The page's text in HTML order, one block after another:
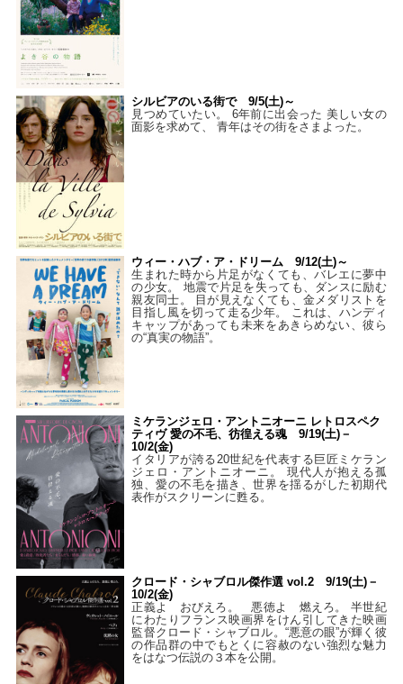
シルビアのいる街で 9/5(土)～
見つめていたい。 6年前に出会った 美しい女の
面影を求めて、 青年はその街をさまよった。
ウィー・ハブ・ア・ドリーム 9/12(土)～
生まれた時から片足がなくても、バレエに夢中
の少女。 地震で片足を失っても、ダンスに励む
親友同士。 目が見えなくても、金メダリストを
目指し風を切って走る少年。 これは、ハンディ
キャップがあっても未来をあきらめない、彼ら
の“真実の物語”。
ミケランジェロ・アントニオーニ レトロスペク
ティヴ 愛の不毛、彷徨える魂 9/19(土)－
10/2(金)
イタリアが誇る20世紀を代表する巨匠ミケラン
ジェロ・アントニオーニ。 現代人が抱える孤
独、愛の不毛を描き、世界を揺るがした初期代
表作がスクリーンに甦る。
クロード・シャブロル傑作選 vol.2 9/19(土)－
10/2(金)
正義よ おびえろ。 悪徳よ 燃えろ。 半世紀
にわたりフランス映画界をけん引してきた映画
監督クロード・シャブロル。“悪意の眼”が輝く彼
の作品群の中でもとくに容赦のない強烈な魅力
をはなつ伝説の３本を公開。